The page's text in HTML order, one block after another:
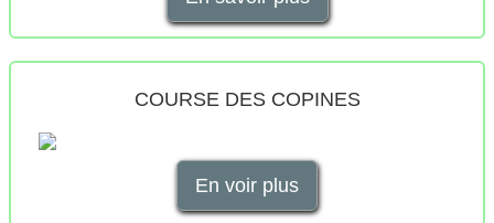
COURSE DES COPINES
En voir plus